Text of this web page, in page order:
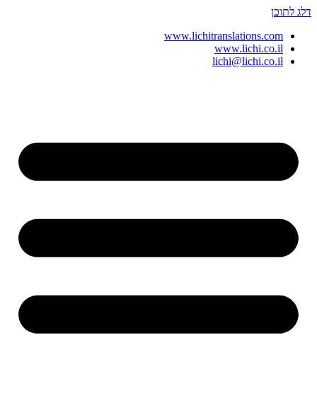
דלג לתוכן
www.lichitranslations.com
www.lichi.co.il
lichi@lichi.co.il